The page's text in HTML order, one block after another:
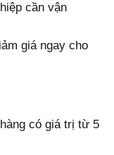
cần vận
giá ngay cho
có giá trị từ 5